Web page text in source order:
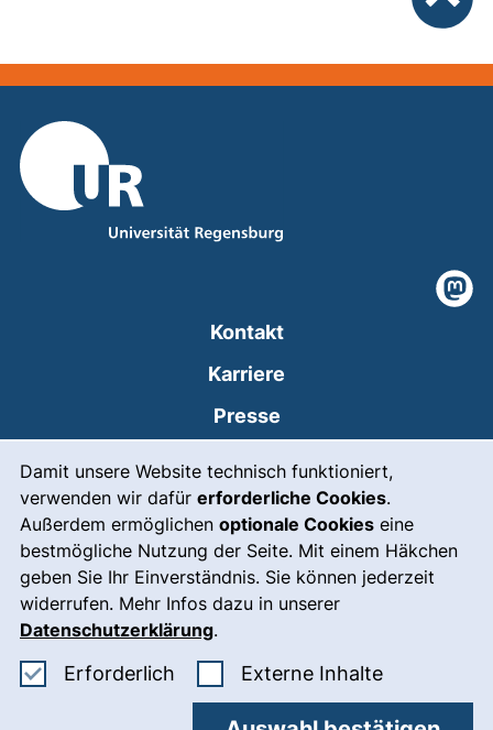
Damit unsere Website technisch funktioniert,
verwenden wir dafür erforderliche Cookies.
Außerdem ermöglichen optionale Cookies eine
bestmögliche Nutzung der Seite. Mit einem Häkchen
geben Sie Ihr Einverständnis. Sie können jederzeit
widerrufen. Mehr Infos dazu in unserer
Datenschutzerklärung.
Erforderlich Erforderliche Cookies akzeptieren
Externe Inhalte: Externe
Kontakt
Karriere
Presse
Leichte Sprache
Gebärdensprache
Notfall(externer Link, öffnet
Impressum
Barrierefreiheit
Datenschutz